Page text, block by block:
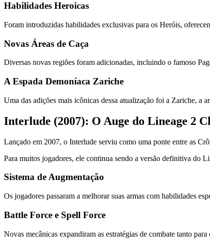
Habilidades Heroicas
Foram introduzidas habilidades exclusivas para os Heróis,
Novas Áreas de Caça
Diversas novas regiões foram adicionadas, incluindo o famoso
A Espada Demoníaca Zariche
Uma das adições mais icônicas dessa atualização foi a Zariche, a
Interlude (2007): O Auge do Lineage 2
Lançado em 2007, o Interlude serviu como uma ponte entre as
Para muitos jogadores, ele continua sendo a versão definitiva do
Sistema de Augmentação
Os jogadores passaram a melhorar suas armas com habilidades
Battle Force e Spell Force
Novas mecânicas expandiram as estratégias de combate tanto